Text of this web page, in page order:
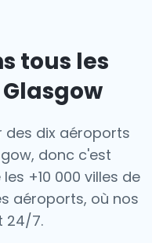
tous les
des dix aéroports
donc c'est
+10 000 villes de
aéroports, où nos
24/7.